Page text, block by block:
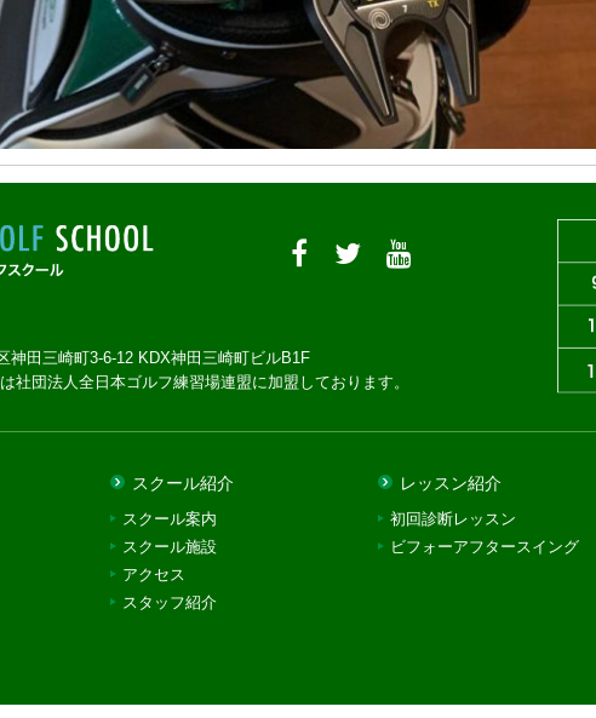
三崎町3-6-12 KDX神田三崎町ビルB1F
社団法人全日本ゴルフ練習場連盟に加盟しております。
スクール紹介
スクール案内
スクール施設
アクセス
スタッフ紹介
レッスン紹介
初回診断レッスン
ビフォーアフタースイング